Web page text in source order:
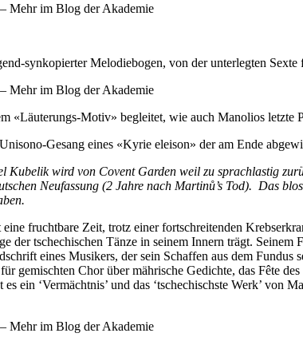
synkopierter Melodiebogen, von der unterlegten Sexte
«Läuterungs-Motiv» begleitet, wie auch Manolios letzte
Gesang eines «Kyrie eleison» der am Ende
Kubelik wird von Covent Garden weil zu sprachlastig
Neufassung (2 Jahre nach Martinů’s Tod). Das
fruchtbare Zeit, trotz einer fortschreitenden
der tschechischen Tänze in seinem Innern trägt.
eines Musikers, der sein Schaffen aus dem Fundus
für gemischten Chor über mährische Gedichte, das Fête
es ein ‘Vermächtnis’ und das ‘tschechischste Werk’